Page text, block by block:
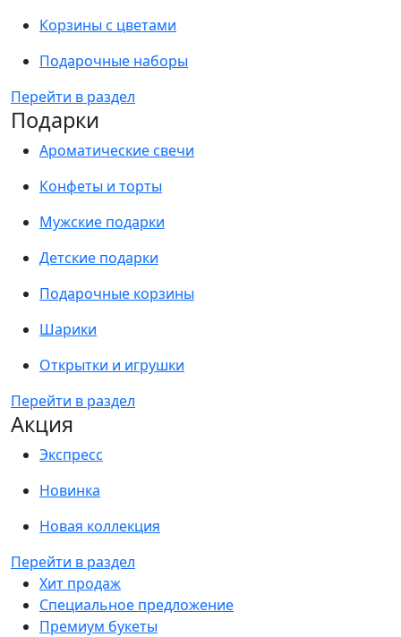
Корзины с цветами
Подарочные наборы
Перейти в раздел
Подарки
Ароматические свечи
Конфеты и торты
Мужские подарки
Детские подарки
Подарочные корзины
Шарики
Открытки и игрушки
Перейти в раздел
Акция
Экспресс
Новинка
Новая коллекция
Перейти в раздел
Хит продаж
Специальное предложение
Премиум букеты